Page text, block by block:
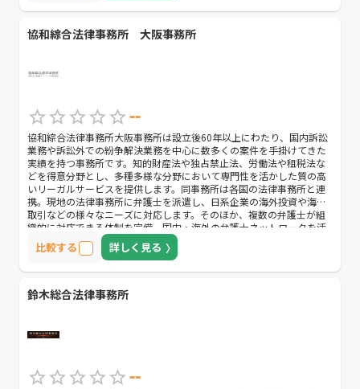
協和綜合法律事務所 大阪事務所
--
協和綜合法律事務所大阪事務所は設立後60年以上にわたり、国内訴訟
業務や訴訟外での紛争解決業務を中心に数多くの案件を手掛けてきた
実績を持つ事務所です。知的財産法や独占禁止法、労働法や租税法な
どを得意分野とし、多種多様な分野において専門性を活かした質の高
いリーガルサービスを提供します。同事務所は各国の法律事務所と連
携。現地の法律事務所に弁護士を派遣し、日系企業の海外投資や海外
取引などの様々なニーズに対応します。そのほか、複数の弁護士が組
織的に対応できる体制を完備。国内・海外の弁護士ネットワークを活
かして、迅速に案件を処理します。海外ビジネスに取り組んでいる方
や、スピーディーな対応を求めている方におすすめです。
比較する 詳しく見る
鈴木総合法律事務所
--